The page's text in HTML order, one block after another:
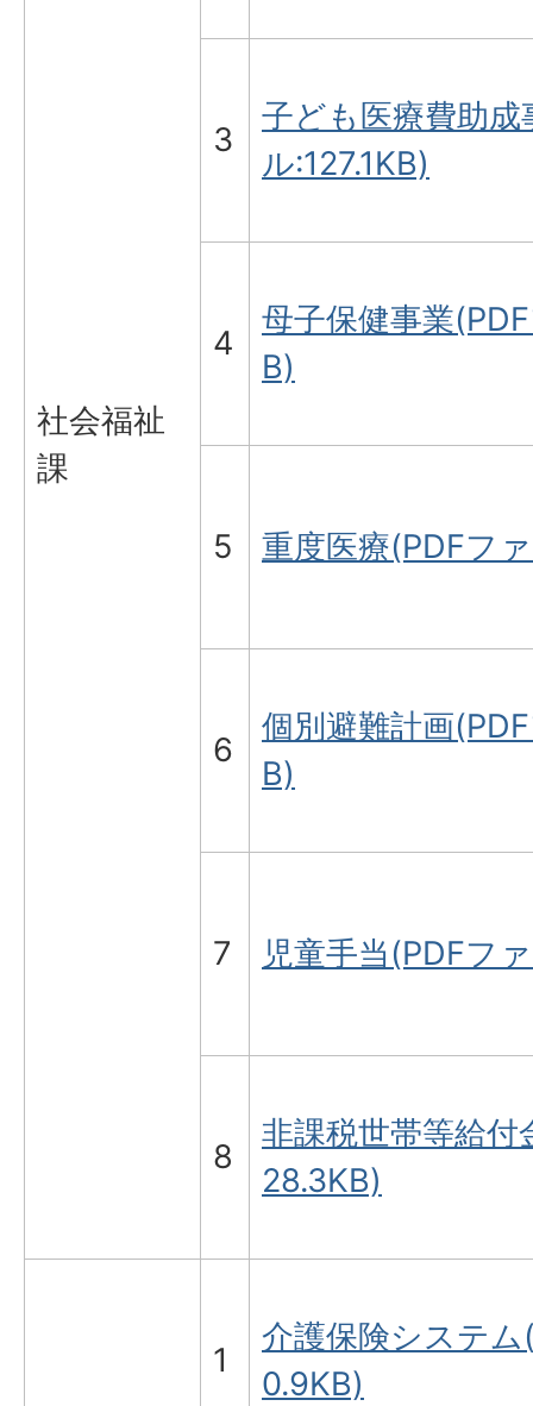
社会福祉
課
3
子ども医療費助
ル:127.1KB)
4
母子保健事業
B)
5 重度医療(PDFフ
6
個別避難計画
B)
7 児童手当(PDFフ
8
非課税世帯等給付
28.3KB)
1
介護保険システ
0.9KB)